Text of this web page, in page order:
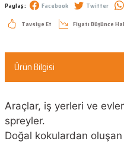
Paylaş : Facebook Twitter
Tavsiye Et
Fiyatı Düşünce
Ürün Bilgisi
Araçlar, iş yerleri ve
spreyler.
Doğal kokulardan